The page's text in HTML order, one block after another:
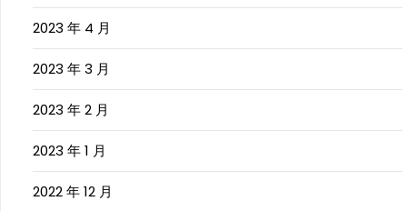
2023 年 4 月
2023 年 3 月
2023 年 2 月
2023 年 1 月
2022 年 12 月